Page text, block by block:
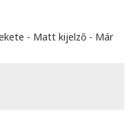
- Matt kijelző - Már